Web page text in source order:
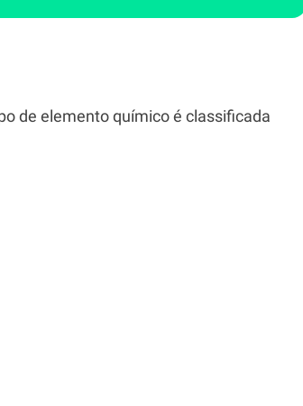
de elemento químico é classificada